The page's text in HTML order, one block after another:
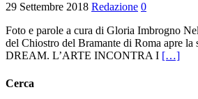
29 Settembre 2018 Redazione 0
Foto e parole a cura di Gloria Imbrogno
del Chiostro del Bramante di Roma apre la
DREAM. L’ARTE INCONTRA I […]
Cerca